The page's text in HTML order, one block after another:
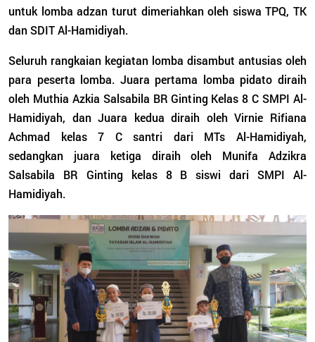
untuk lomba adzan turut dimeriahkan oleh siswa TPQ, TK
dan SDIT Al-Hamidiyah.
Seluruh rangkaian kegiatan lomba disambut antusias oleh
para peserta lomba. Juara pertama lomba pidato diraih
oleh Muthia Azkia Salsabila BR Ginting Kelas 8 C SMPI Al-
Hamidiyah, dan Juara kedua diraih oleh Virnie Rifiana
Achmad kelas 7 C santri dari MTs Al-Hamidiyah,
sedangkan juara ketiga diraih oleh Munifa Adzikra
Salsabila BR Ginting kelas 8 B siswi dari SMPI Al-
Hamidiyah.